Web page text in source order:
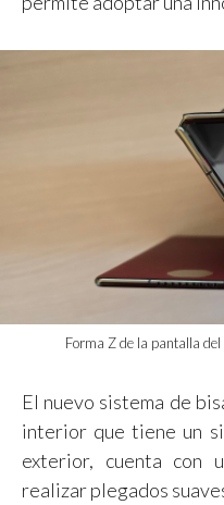
Forma Z de la pantalla
El nuevo sistema de
interior que tiene un
exterior, cuenta con
realizar plegados